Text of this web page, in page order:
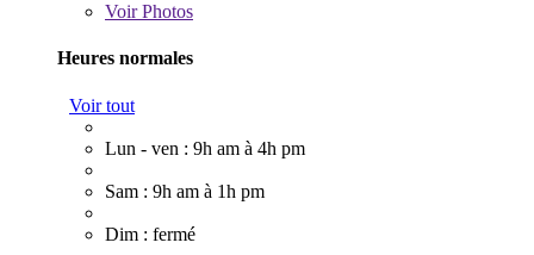
VoirPhotos
Heures normales
Voir tout
Lun - ven : 9h am à 4h pm
Sam : 9h am à 1h pm
Dim : fermé